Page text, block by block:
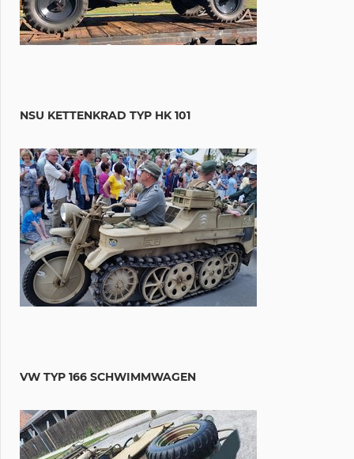
NSU KETTENKRAD TYP HK 101
VW TYP 166 SCHWIMMWAGEN